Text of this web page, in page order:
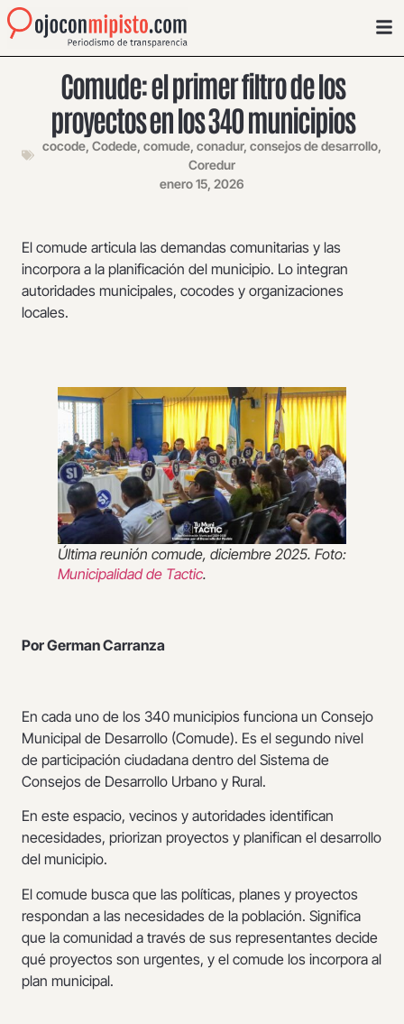
Comude: el primer filtro de los
proyectos en los 340 municipios
cocode, Codede, comude, conadur, consejos de desarrollo,
Coredur
enero 15, 2026
El comude articula las demandas comunitarias y las
incorpora a la planificación del municipio. Lo integran
autoridades municipales, cocodes y organizaciones
locales.
Última reunión comude, diciembre 2025. Foto:
Municipalidad de Tactic.
Por German Carranza
En cada uno de los 340 municipios funciona un Consejo
Municipal de Desarrollo (Comude). Es el segundo nivel
de participación ciudadana dentro del Sistema de
Consejos de Desarrollo Urbano y Rural.
En este espacio, vecinos y autoridades identifican
necesidades, priorizan proyectos y planifican el desarrollo
del municipio.
El comude busca que las políticas, planes y proyectos
respondan a las necesidades de la población. Significa
que la comunidad a través de sus representantes decide
qué proyectos son urgentes, y el comude los incorpora al
plan municipal.